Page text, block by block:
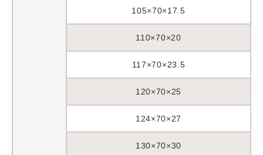
105×70×17.5
110×70×20
117×70×23.5
120×70×25
124×70×27
130×70×30